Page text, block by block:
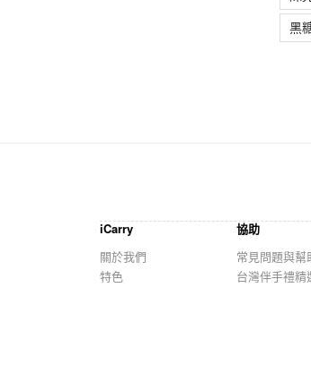
黑
iCarry
關於我們
特色
協助
常見問題與幫
台灣伴手禮精